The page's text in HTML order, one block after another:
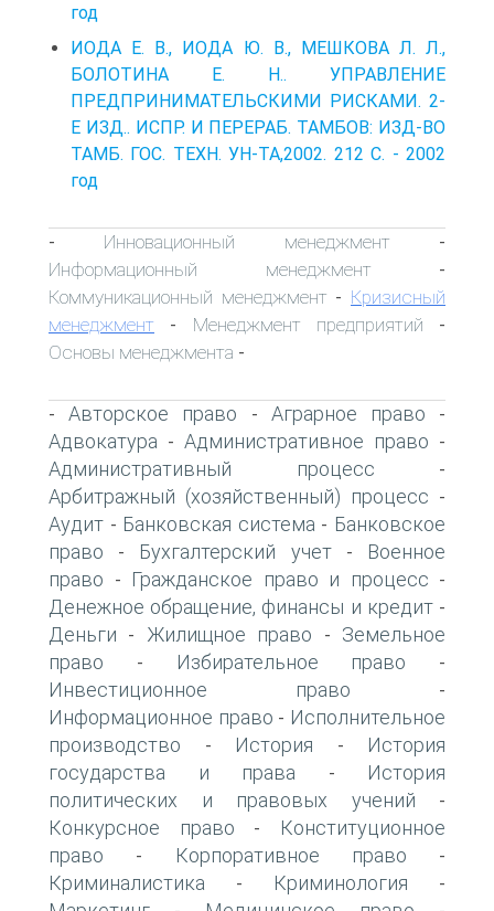
год
ИОДА Е. В., ИОДА Ю. В., МЕШКОВА Л. Л.,
БОЛОТИНА Е. Н.. УПРАВЛЕНИЕ
ПРЕДПРИНИМАТЕЛЬСКИМИ РИСКАМИ. 2-
Е ИЗД.. ИСПР. И ПЕРЕРАБ. ТАМБОВ: ИЗД-ВО
ТАМБ. ГОС. ТЕХН. УН-ТА,2002. 212 С. - 2002
год
- Инновационный менеджмент -
Информационный менеджмент -
Коммуникационный менеджмент - Кризисный
менеджмент - Менеджмент предприятий -
Основы менеджмента -
-Авторское право - Аграрное право -
Адвокатура - Административное право -
Административный процесс -
Арбитражный (хозяйственный) процесс -
Аудит - Банковская система - Банковское
право - Бухгалтерский учет-
Военное
право - Гражданское право и процесс -
Денежное обращение, финансы и кредит-
Деньги - Жилищное право - Земельное
право - Избирательное право -
Инвестиционное право -
Информационное право - Исполнительное
производство - История -
История
государства и права -
История
политических и правовых учений -
Конкурсное право -
Конституционное
право - Корпоративное право -
Криминалистика - Криминология -